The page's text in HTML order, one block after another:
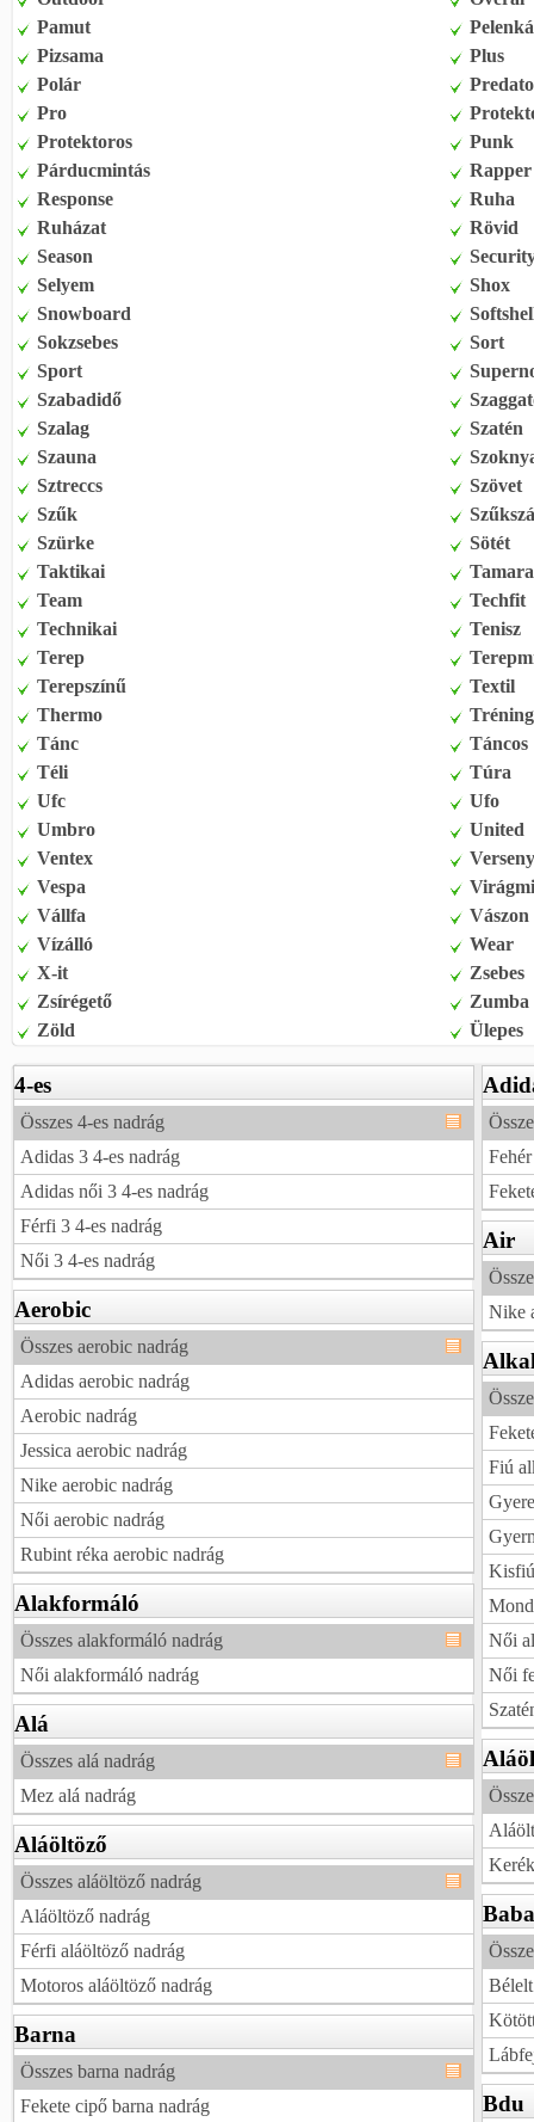
Pamut
Pizsama
Plus
Polár
Pro
Protektoros
Punk
Párducmintás
Rapper
Response
Ruha
Ruházat
Rövid
Season
Selyem
Shox
Snowboard
Sokzsebes
Sort
Sport
Szabadidő
Szalag
Szatén
Szauna
Sztreccs
Szövet
Szűk
Szürke
Sötét
Taktikai
Tamara
Team
Techfit
Technikai
Tenisz
Terep
Terepszínű
Textil
Thermo
Tréning
Tánc
Táncos
Téli
Túra
Ufc
Ufo
Umbro
United
Ventex
Vespa
Vállfa
Vászon
Vízálló
Wear
X-it
Zsebes
Zsírégető
Zumba
Zöld
Ülepes
4-es
Összes 4-es nadrág
Adidas 3 4-es nadrág
Adidas női 3 4-es nadrág
Férfi 3 4-es nadrág
Női 3 4-es nadrág
Aerobic
Összes aerobic nadrág
Adidas aerobic nadrág
Aerobic nadrág
Jessica aerobic nadrág
Nike aerobic nadrág
Női aerobic nadrág
Rubint réka aerobic nadrág
Alakformáló
Összes alakformáló nadrág
Női alakformáló nadrág
Alá
Összes alá nadrág
Mez alá nadrág
Aláöltöző
Összes aláöltöző nadrág
Aláöltöző nadrág
Férfi aláöltöző nadrág
Motoros aláöltöző nadrág
Barna
Összes barna nadrág
Fekete cipő barna nadrág
Air
Nike
Fiú
Női
Női
Baba
Bdu